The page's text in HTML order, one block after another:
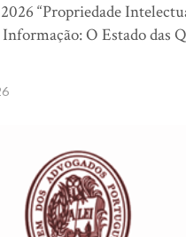
“Propriedade
Informação: O Estado das